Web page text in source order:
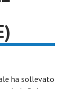
ha sollevato